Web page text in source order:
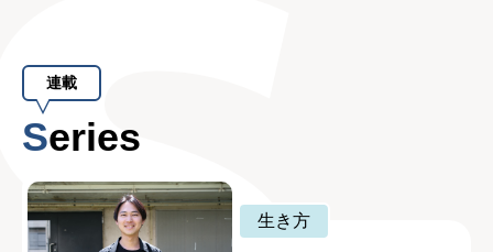
連載
Series
生き方